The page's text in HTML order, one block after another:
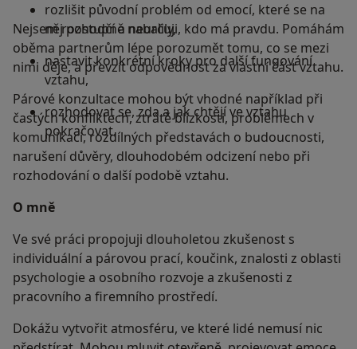
rozlišit původní problém od emocí, které se na
něj postupně nabalily,
nastavit konkrétní kroky pro další fungování
vztahu,
rozhodovat se, zda a jak chtějí ve vztahu
pokračovat.
Nejsem rozhodčí a neurčuji, kdo má pravdu. Pomáhám
oběma partnerům lépe porozumět tomu, co se mezi
nimi děje, a převzít odpovědnost za vlastní část vztahu.
Párové konzultace mohou být vhodné například při
častých konfliktech, ztrátě blízkosti, problémech v
komunikaci, rozdílných představách o budoucnosti,
narušení důvěry, dlouhodobém odcizení nebo při
rozhodování o další podobě vztahu.
O mně
Ve své práci propojuji dlouholetou zkušenost s
individuální a párovou prací, koučink, znalosti z oblasti
psychologie a osobního rozvoje a zkušenosti z
pracovního a firemního prostředí.
Dokážu vytvořit atmosféru, ve které lidé nemusí nic